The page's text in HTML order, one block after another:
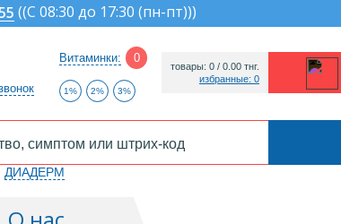
((С 08:30 до 17:30 (пн-пт)))
Витаминки: 0
1% 2% 3%
товары: 0 / 0.00 тнг.
избранные: 0
ДИАДЕРМ